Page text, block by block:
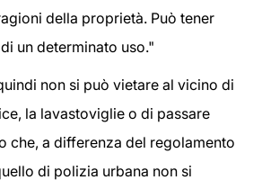
della proprietà. Può tener
un determinato uso."
non si può vietare al vicino di
la lavastoviglie o di passare
che, a differenza del regolamento
di polizia urbana non si